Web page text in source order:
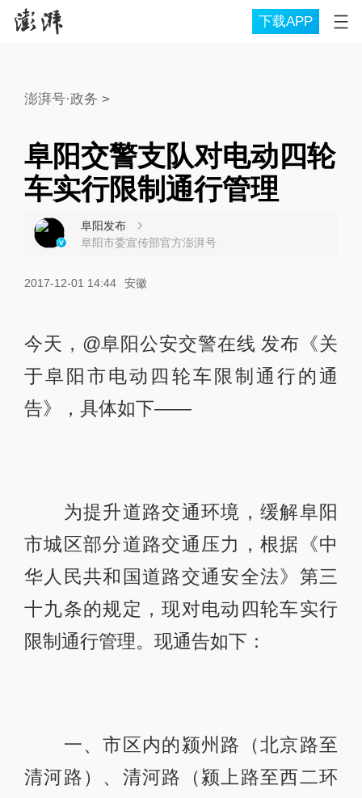
下载APP
澎湃号·政务 >
阜阳交警支队对电动四轮
车实行限制通行管理
阜阳发布
阜阳市委宣传部官方澎湃号
2017-12-01 14:44 安徽
今天，@阜阳公安交警在线 发布《关
于阜阳市电动四轮车限制通行的通
告》，具体如下——
为提升道路交通环境，缓解阜阳
市城区部分道路交通压力，根据《中
华人民共和国道路交通安全法》第三
十九条的规定，现对电动四轮车实行
限制通行管理。现通告如下：
一、市区内的颍州路（北京路至
清河路）、清河路（颍上路至西二环